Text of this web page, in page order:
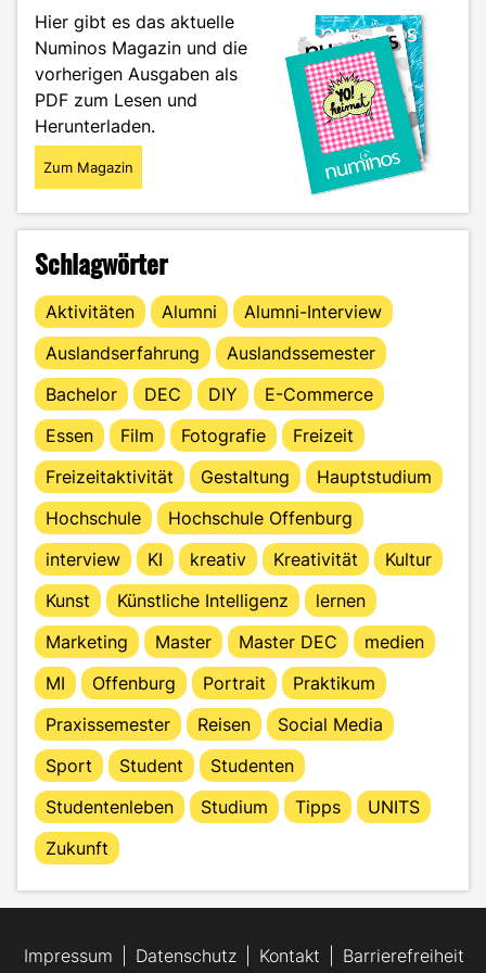
Hier gibt es das aktuelle
Numinos Magazin und die
vorherigen Ausgaben als
PDF zum Lesen und
Herunterladen.
Zum Magazin
Schlagwörter
Aktivitäten Alumni
Alumni-Interview
Auslandserfahrung
Auslandssemester
Bachelor
DEC DIY
E-Commerce
Essen
Film Fotografie
Freizeit
Freizeitaktivität
Gestaltung
Hauptstudium
Hochschule
Hochschule Offenburg
interview
KI kreativ Kreativität
Kultur
Kunst
Künstliche Intelligenz
lernen
Marketing
Master Master DEC
medien
MI
Offenburg Portrait
Praktikum
Praxissemester
Reisen
Social Media
Sport
Student
Studenten
Studentenleben
Studium Tipps
UNITS
Zukunft
Impressum Datenschutz Kontakt Barrierefreiheit